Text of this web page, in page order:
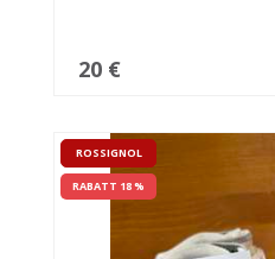
20 €
ROSSIGNOL
RABATT 18 %